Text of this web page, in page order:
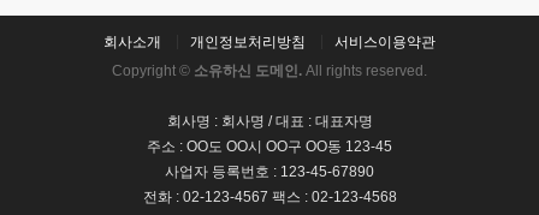
회사소개 개인정보처리방침
서비스이용약관
Copyright © 소유하신 도메인. All rights reserved.
회사명 : 회사명 / 대표 : 대표자명
주소 : OO도 OO시 OO구 OO동 123-45
사업자 등록번호 : 123-45-67890
전화 : 02-123-4567 팩스 : 02-123-4568